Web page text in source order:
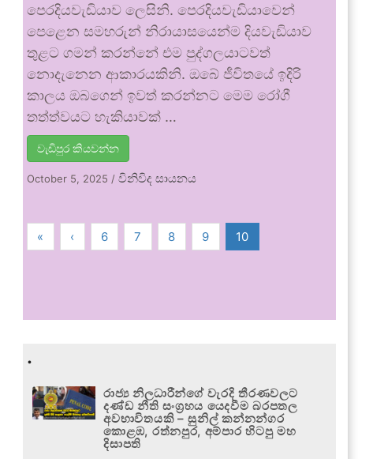
පෙරදියවැඩියාව ලෙසිනි. පෙරදියවැඩියාවෙන්
පෙළෙන සමහරුන් නිරායාසයෙන්ම දියවැඩියාව
තුළට ගමන් කරන්නේ එම පුද්ගලයාටවත්
නොදැනෙන ආකාරයකිනි. ඔබේ ජීවිතයේ ඉදිරි
කාලය ඔබගෙන් ඉවත් කරන්නට මෙම රෝගී
තත්ත්වයට හැකියාවක් …
වැඩිපුර කියවන්න
October 5, 2025 /විනිවිද සායනය
« ‹ 6 7 8 9 10
.
රාජ්‍ය නිලධාරීන්ගේ වැරදි තීරණවලට
දණ්ඩ නීති සංග්‍රහය යෙදවීම බරපතල
අවභාවිතයකි – සුනිල් කන්නන්ගර
කොළඹ, රත්නපුර, අම්පාර හිටපු මහ
දිසාපති